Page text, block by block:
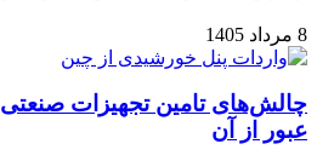
8 مرداد 1405
چالش‌های تامین تجهیزات صنعتی
عبور از آن